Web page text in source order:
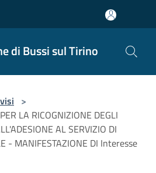
di Bussi sul Tirino
>
LA RICOGNIZIONE DEGLI
AL SERVIZIO DI
- MANIFESTAZIONE DI Interesse